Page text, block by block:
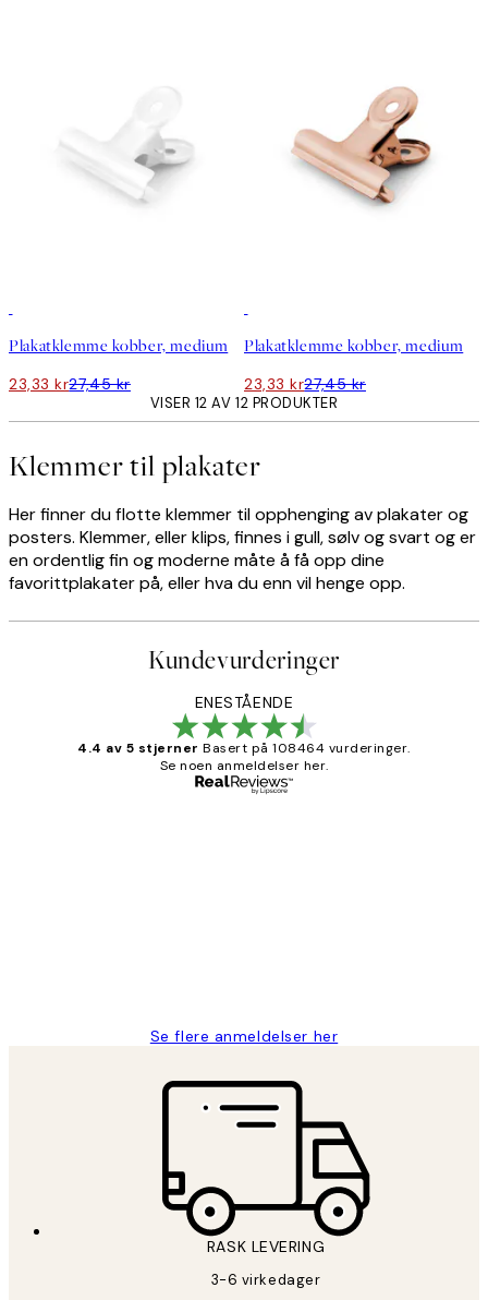
Plakatklemme kobber, medium
23,33 kr27,45 kr
Plakatklemme kobber, medium
23,33 kr27,45 kr
VISER 12 AV 12 PRODUKTER
Klemmer til plakater
Her finner du flotte klemmer til opphenging av plakater og
posters. Klemmer, eller klips, finnes i gull, sølv og svart og er
en ordentlig fin og moderne måte å få opp dine
favorittplakater på, eller hva du enn vil henge opp.
Kundevurderinger
ENESTÅENDE
4.4 av 5 stjerner Basert på 108464 vurderinger.
Se noen anmeldelser her.
Se flere anmeldelser her
RASK LEVERING
3-6 virkedager